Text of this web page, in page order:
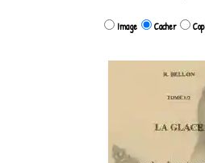
Image Cacher